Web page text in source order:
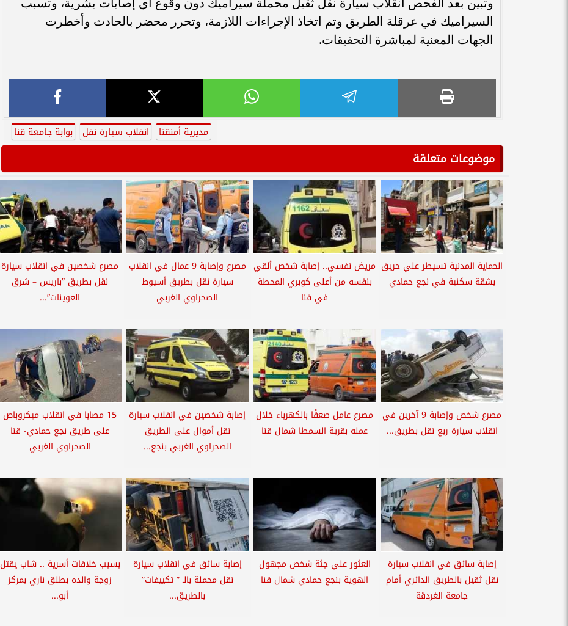
السيراميك في عرقلة الطريق وتم اتخاذ الإجراءات اللازمة، وتحرر محضر بالحادث وأخطرت
الجهات المعنية لمباشرة التحقيقات.
مديرية أمنقنا انقلاب سيارة نقل بوابة جامعة قنا
موضوعات متعلقة
الحماية المدنية تسيطر علي حريق
بشقة سكنية في نجع حمادي
مريض نفسي.. إصابة شخص ألقي
بنفسه من أعلى كوبري المحطة
في قنا
مصرع وإصابة 9 عمال في انقلاب
سيارة نقل بطريق أسيوط
الصحراوي الغربي
مصرع شخصين في انقلاب سيارة
نقل بطريق ”باريس – شرق
العوينات”...
مصرع شخص وإصابة 9 آخرين في
انقلاب سيارة ربع نقل بطريق...
مصرع عامل صعقًا بالكهرباء خلال
عمله بقرية السمطا شمال قنا
إصابة شخصين في انقلاب سيارة
نقل أموال على الطريق
الصحراوي الغربي بنجع...
15 مصابا في انقلاب ميكروباص
على طريق نجع حمادي- قنا
الصحراوي الغربي
إصابة سائق في انقلاب سيارة
نقل ثقيل بالطريق الدائري أمام
جامعة الغردقة
العثور علي جثة شخص مجهول
الهوية بنجع حمادي شمال قنا
إصابة سائق في انقلاب سيارة
نقل محملة بالـ ” تكييفات”
بالطريق...
بسبب خلافات أسرية .. شاب يقتل
زوجة والده بطلق ناري بمركز
أبو...